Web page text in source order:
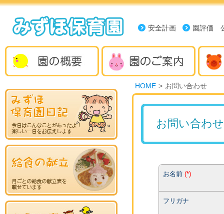
園評価
安全計画
HOME > お問い合わせ
お問い合わせ
お名前 (*)
フリガナ